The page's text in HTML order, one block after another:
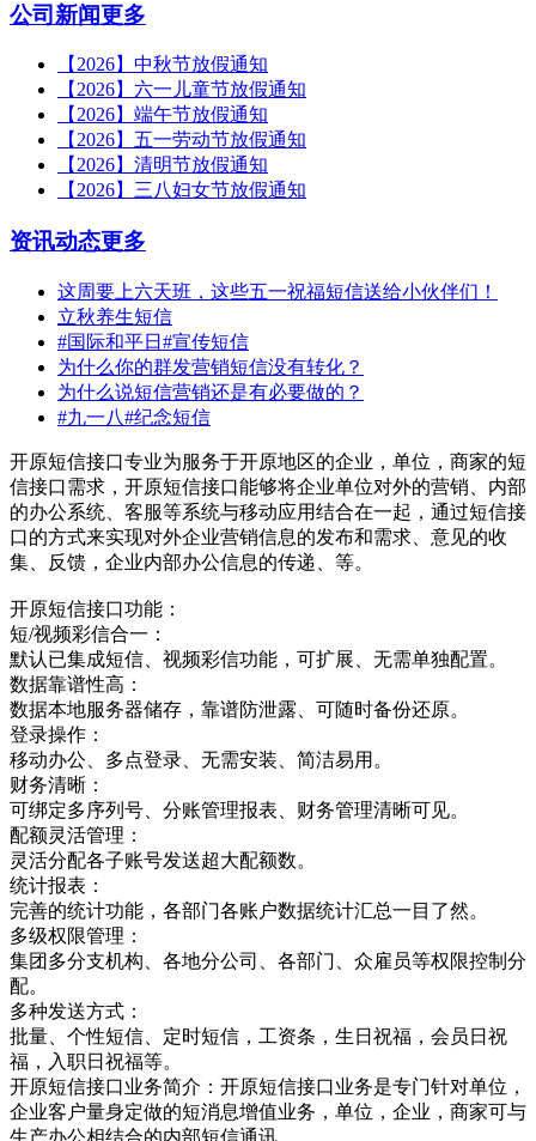
公司新闻更多
【2026】中秋节放假通知
【2026】六一儿童节放假通知
【2026】端午节放假通知
【2026】五一劳动节放假通知
【2026】清明节放假通知
【2026】三八妇女节放假通知
资讯动态更多
这周要上六天班，这些五一祝福短信送给小伙伴们！
立秋养生短信
#国际和平日#宣传短信
为什么你的群发营销短信没有转化？
为什么说短信营销还是有必要做的？
#九一八#纪念短信
开原短信接口专业为服务于开原地区的企业，单位，商家的短
信接口需求，开原短信接口能够将企业单位对外的营销、内部
的办公系统、客服等系统与移动应用结合在一起，通过短信接
口的方式来实现对外企业营销信息的发布和需求、意见的收
集、反馈，企业内部办公信息的传递、等。
开原短信接口功能：
短/视频彩信合一：
默认已集成短信、视频彩信功能，可扩展、无需单独配置。
数据靠谱性高：
数据本地服务器储存，靠谱防泄露、可随时备份还原。
登录操作：
移动办公、多点登录、无需安装、简洁易用。
财务清晰：
可绑定多序列号、分账管理报表、财务管理清晰可见。
配额灵活管理：
灵活分配各子账号发送超大配额数。
统计报表：
完善的统计功能，各部门各账户数据统计汇总一目了然。
多级权限管理：
集团多分支机构、各地分公司、各部门、众雇员等权限控制分
配。
多种发送方式：
批量、个性短信、定时短信，工资条，生日祝福，会员日祝
福，入职日祝福等。
开原短信接口业务简介：开原短信接口业务是专门针对单位，
企业客户量身定做的短消息增值业务，单位，企业，商家可与
生产办公相结合的内部短信通讯，